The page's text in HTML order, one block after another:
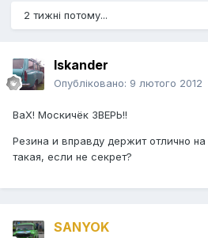
2 тижні потому...
Iskander
Опубліковано: 9 лютого 2012
ВаХ! Москичёк ЗВЕРЬ!!
Резина и вправду держит отлично
такая, если не секрет?
SANYOK